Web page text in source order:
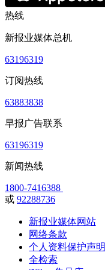
热线
新报业媒体总机
63196319
订阅热线
63883838
早报广告联系
63196319
新闻热线
1800-7416388
或 92288736
新报业媒体网站
网络条款
个人资料保护声明
全检索